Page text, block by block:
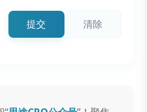
提交 清除